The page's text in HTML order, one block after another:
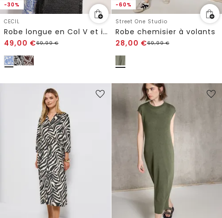
-30%
CECIL
Robe longue en Col V et imprimé
49,00 €69,99€
-60%
Street One Studio
Robe chemisier à volants
28,00 €69,99€